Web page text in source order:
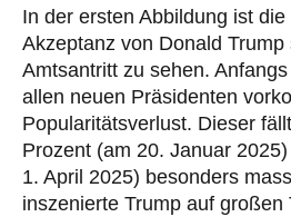
In der ersten Abbildung ist
Akzeptanz von Donald Trump
Amtsantritt zu sehen.
allen neuen Präsidenten
Popularitätsverlust. Dieser
Prozent (am 20. Januar
1. April 2025) besonders
inszenierte Trump auf großen